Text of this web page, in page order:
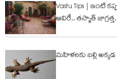
Vastu Tips | ఇంటి
ఆవిరే.. త‌స్మాత్
మ‌హిళ‌ల‌కు బ‌ల్లి